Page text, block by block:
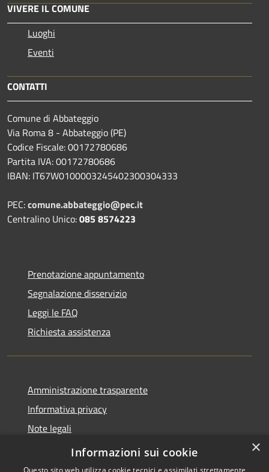
VIVERE IL COMUNE
Luoghi
Eventi
CONTATTI
Comune di Abbateggio
Via Roma 8 - Abbateggio (PE)
Codice Fiscale: 00172780686
Partita IVA: 00172780686
IBAN: IT67W0100003245402300304333
PEC:comune.abbateggio@pec.it
Centralino Unico:085 8574223
Prenotazione appuntamento
Segnalazione disservizio
Leggi le FAQ
Richiesta assistenza
Amministrazione trasparente
Informativa privacy
Note legali
Dichiarazione di accessibilità
×
Informazioni sui cookie
Questo sito web utilizza cookie tecnici e assimilati strettamente